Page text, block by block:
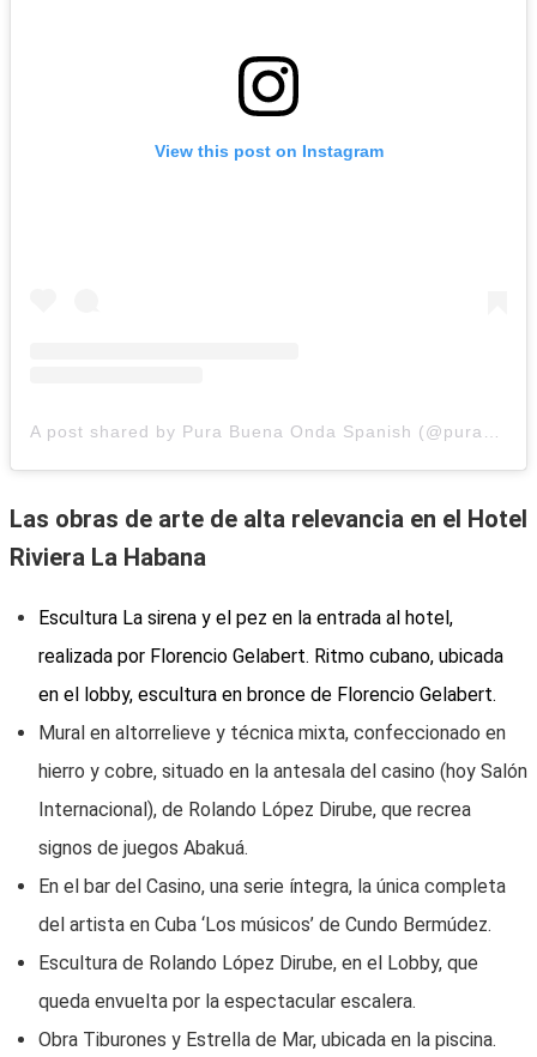
View this post on Instagram
Las obras de arte de alta relevancia en el Hotel
Riviera La Habana
Escultura La sirena y el pez en la entrada al hotel,
realizada por Florencio Gelabert. Ritmo cubano, ubicada
en el lobby, escultura en bronce de Florencio Gelabert.
Mural en altorrelieve y técnica mixta, confeccionado en
hierro y cobre, situado en la antesala del casino (hoy Salón
Internacional), de Rolando López Dirube, que recrea
signos de juegos Abakuá.
En el bar del Casino, una serie íntegra, la única completa
del artista en Cuba ‘Los músicos’ de Cundo Bermúdez.
Escultura de Rolando López Dirube, en el Lobby, que
queda envuelta por la espectacular escalera.
Obra Tiburones y Estrella de Mar, ubicada en la piscina.